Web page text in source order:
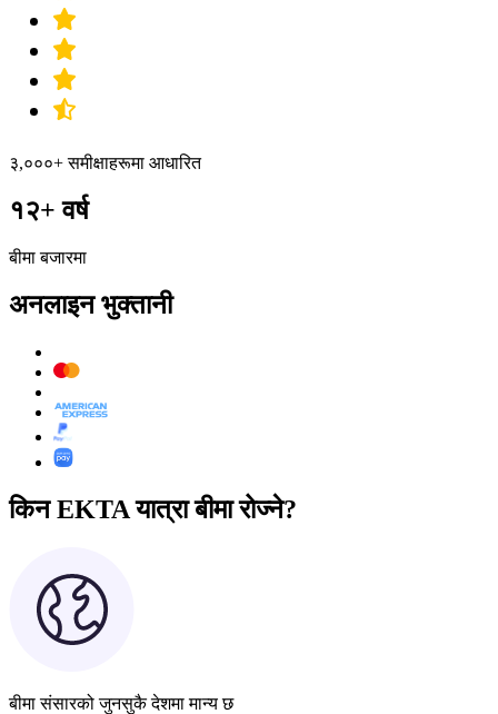
३,०००+ समीक्षाहरूमा आधारित
१२+ वर्ष
बीमा बजारमा
अनलाइन भुक्तानी
किन EKTA यात्रा बीमा रोज्ने?
बीमा संसारको जुनसुकै देशमा मान्य छ